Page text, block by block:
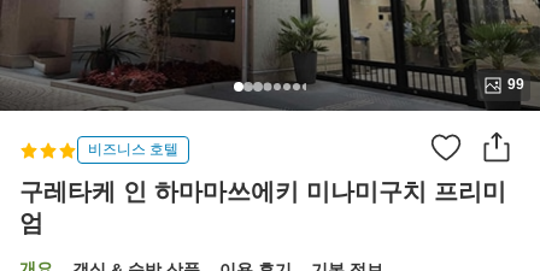
99
비즈니스 호텔
구레타케 인 하마마쓰에키 미나미구치 프리미
엄